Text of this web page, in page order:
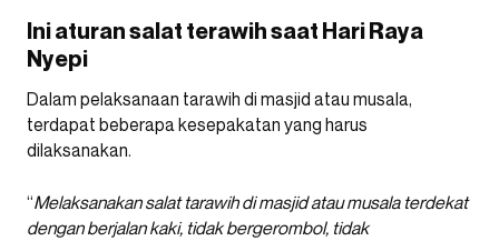
Ini aturan salat terawih saat Hari Raya
Nyepi
Dalam pelaksanaan tarawih di masjid atau musala,
terdapat beberapa kesepakatan yang harus
dilaksanakan.
“Melaksanakan salat tarawih di masjid atau musala terdekat
dengan berjalan kaki, tidak bergerombol, tidak